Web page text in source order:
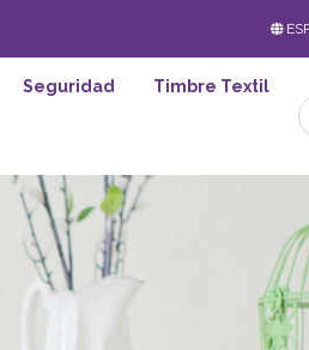
Seguridad Timbre Textil